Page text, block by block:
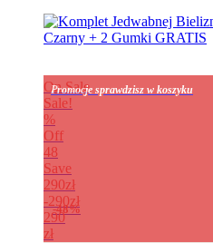
On Sale
Sale!
%
Off
48
Save
290zł
290zł
48%
290
zł
Promocje sprawdzisz w koszyku